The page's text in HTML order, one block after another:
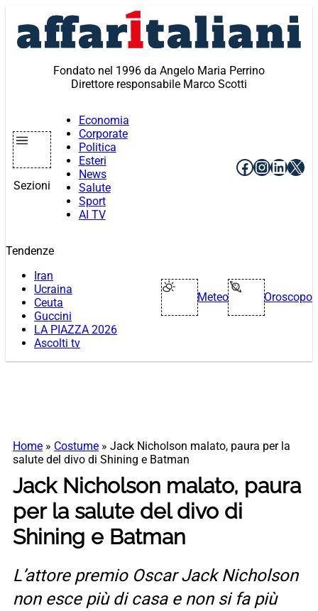
contenuto
Fondato nel 1996 da Angelo Maria Perrino
Direttore responsabile Marco Scotti
Sezioni
Economia
Corporate
Politica
Esteri
News
Salute
Sport
AI TV
Facebook
X
Tendenze
Iran
Ucraina
Ceuta
Guccini
LA PIAZZA 2026
Ascolti tv
Meteo Oroscopo
Home » Costume » Jack Nicholson malato, paura per la
salute del divo di Shining e Batman
Jack Nicholson malato, paura
per la salute del divo di
Shining e Batman
L’attore premio Oscar Jack Nicholson
non esce più di casa e non si fa più